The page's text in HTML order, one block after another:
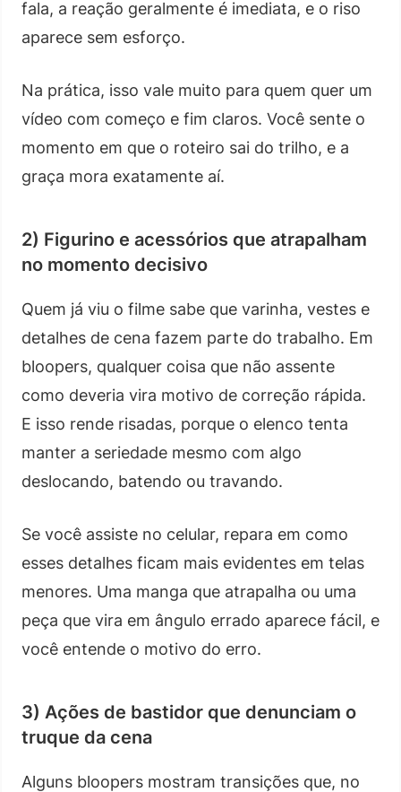
fala, a reação geralmente é imediata, e o riso
aparece sem esforço.
Na prática, isso vale muito para quem quer um
vídeo com começo e fim claros. Você sente o
momento em que o roteiro sai do trilho, e a
graça mora exatamente aí.
2) Figurino e acessórios que atrapalham
no momento decisivo
Quem já viu o filme sabe que varinha, vestes e
detalhes de cena fazem parte do trabalho. Em
bloopers, qualquer coisa que não assente
como deveria vira motivo de correção rápida.
E isso rende risadas, porque o elenco tenta
manter a seriedade mesmo com algo
deslocando, batendo ou travando.
Se você assiste no celular, repara em como
esses detalhes ficam mais evidentes em telas
menores. Uma manga que atrapalha ou uma
peça que vira em ângulo errado aparece fácil, e
você entende o motivo do erro.
3) Ações de bastidor que denunciam o
truque da cena
Alguns bloopers mostram transições que, no